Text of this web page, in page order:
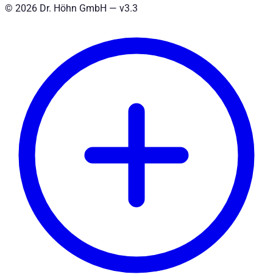
© 2026 Dr. Höhn GmbH — v3.3